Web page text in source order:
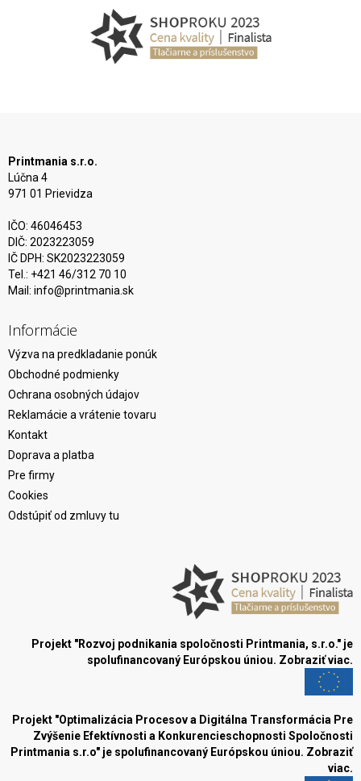
Printmania s.r.o.
Lúčna 4
971 01 Prievidza
IČO: 46046453
DIČ: 2023223059
IČ DPH: SK2023223059
Tel.: +421 46/312 70 10
Mail: info@printmania.sk
Informácie
Výzva na predkladanie ponúk
Obchodné podmienky
Ochrana osobných údajov
Reklamácie a vrátenie tovaru
Kontakt
Doprava a platba
Pre firmy
Cookies
Odstúpiť od zmluvy tu
Projekt "Rozvoj podnikania spoločnosti Printmania, s.r.o." je
spolufinancovaný Európskou úniou. Zobraziť viac.
Projekt "Optimalizácia Procesov a Digitálna Transformácia Pre
Zvýšenie Efektívnosti a Konkurencieschopnosti Spoločnosti
Printmania s.r.o" je spolufinancovaný Európskou úniou. Zobraziť
viac.